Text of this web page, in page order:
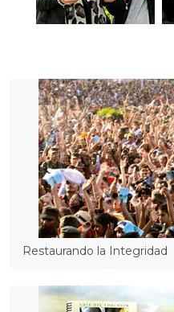
Restaurando la Integridad